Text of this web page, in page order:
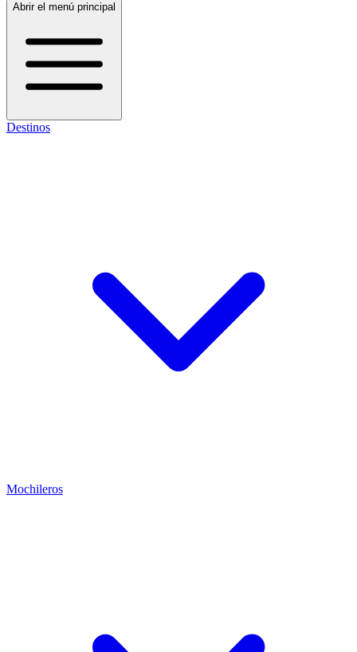
Abrir el menú principal
Destinos
Mochileros